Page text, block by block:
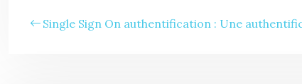
Single Sign On authentification : Une